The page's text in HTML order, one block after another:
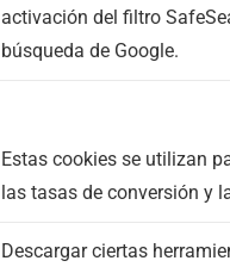
activación del filtro
búsqueda de Google.
Estas cookies se utilizan
las tasas de conversión y
Descargar ciertas